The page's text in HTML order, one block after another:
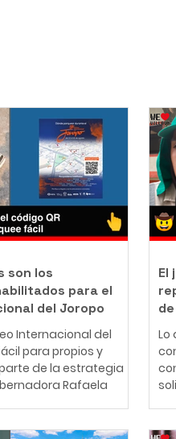
son los
para el
del Joropo
Internacional del
para propios y
de la estrategia
Rafaela
la Gobernación
El
Lo